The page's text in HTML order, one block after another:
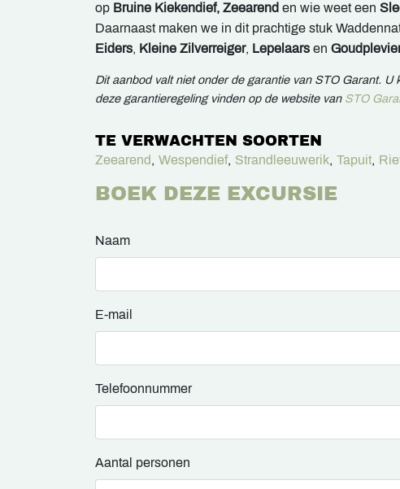
op Bruine Kiekendief, Zeearend en wie weet een S
Daarnaast maken we in dit prachtige stuk
Eiders, Kleine Zilverreiger, Lepelaars en
Dit aanbod valt niet onder de garantie van STO Garant. U
deze garantieregeling vinden op de website van STO
TE VERWACHTEN SOORTEN
Zeearend, Wespendief, Strandleeuwerik, Tapuit,
BOEK DEZE EXCURSIE
Naam
E-mail
Telefoonnummer
Aantal personen